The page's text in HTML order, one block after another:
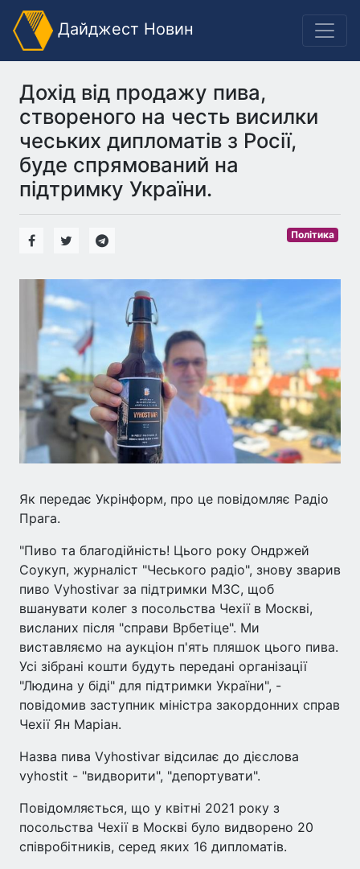
Дайджест Новин
Дохід від продажу пива,
створеного на честь висилки
чеських дипломатів з Росії,
буде спрямований на
підтримку України.
Політика
Як передає Укрінформ, про це повідомляє Радіо
Прага.
"Пиво та благодійність! Цього року Ондржей
Соукуп, журналіст "Чеського радіо", знову зварив
пиво Vyhostivar за підтримки МЗС, щоб
вшанувати колег з посольства Чехії в Москві,
висланих після "справи Врбетіце". Ми
виставляємо на аукціон п'ять пляшок цього пива.
Усі зібрані кошти будуть передані організації
"Людина у біді" для підтримки України", -
повідомив заступник міністра закордонних справ
Чехії Ян Маріан.
Назва пива Vyhostivar відсилає до дієслова
vyhostit - "видворити", "депортувати".
Повідомляється, що у квітні 2021 року з
посольства Чехії в Москві було видворено 20
співробітників, серед яких 16 дипломатів.